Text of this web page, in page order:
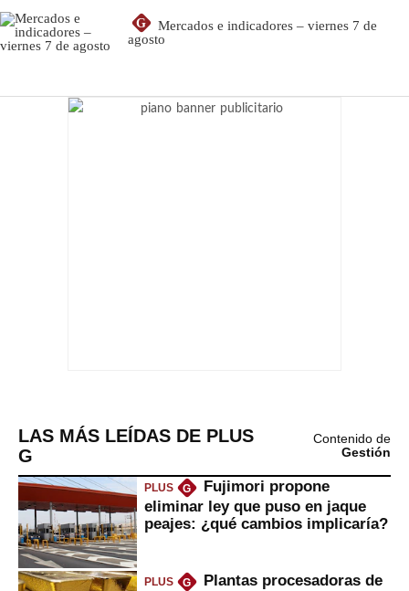
G
Mercados e indicadores – viernes 7 de
agosto
LAS MÁS LEÍDAS DE PLUS
G
Contenido de
Gestión
PLUS G
Fujimori propone
eliminar ley que puso en jaque
peajes: ¿qué cambios implicaría?
PLUS G
Plantas procesadoras de